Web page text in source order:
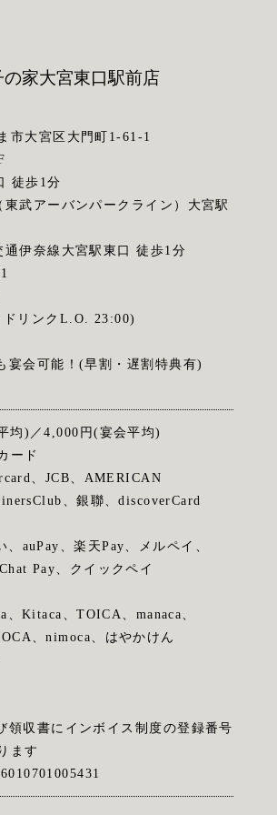
の家大宮東口駅前店
市大宮区大門町1-61-1
徒歩1分
東武アーバンパークライン）大宮駅
通伊奈線大宮駅東口 徒歩1分
リンクL.O. 23:00)
宴会可能！(早割・遅割特典有)
均)／4,000円(宴会平均)
ード
、JCB、AMERICAN
、銀聯、discoverCard
、auPay、楽天Pay、メルペイ、
Pay、クイックペイ
、Kitaca、TOICA、manaca、
、nimoca、はやかけん
領収書にインボイス制度の登録番号
ます